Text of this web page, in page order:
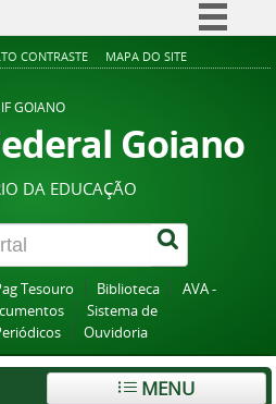
Simplifique!
Acesso à informação
Legislação
Canais
CONTRASTE MAPA DO SITE
IF GOIANO
Goiano
DA EDUCAÇÃO
Tesouro Biblioteca
AVA -
Sistema de
Ouvidoria
MENU